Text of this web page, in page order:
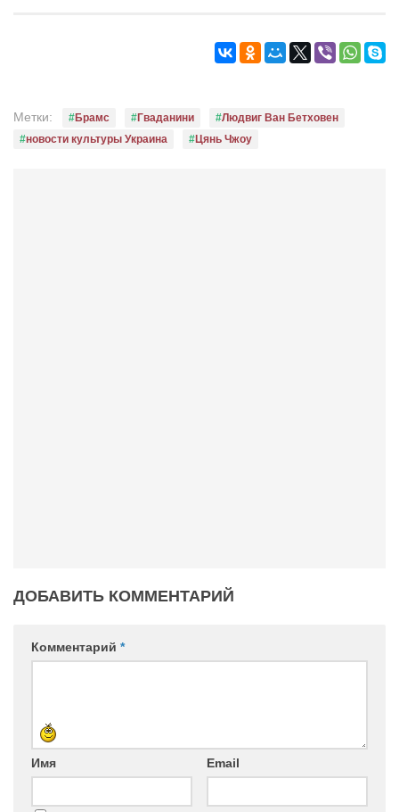
Метки: Брамс Гваданини
Людвиг Ван Бетховен
новости культуры Украина
Цянь Чжоу
ДОБАВИТЬ КОММЕНТАРИЙ
Комментарий *
Имя Email